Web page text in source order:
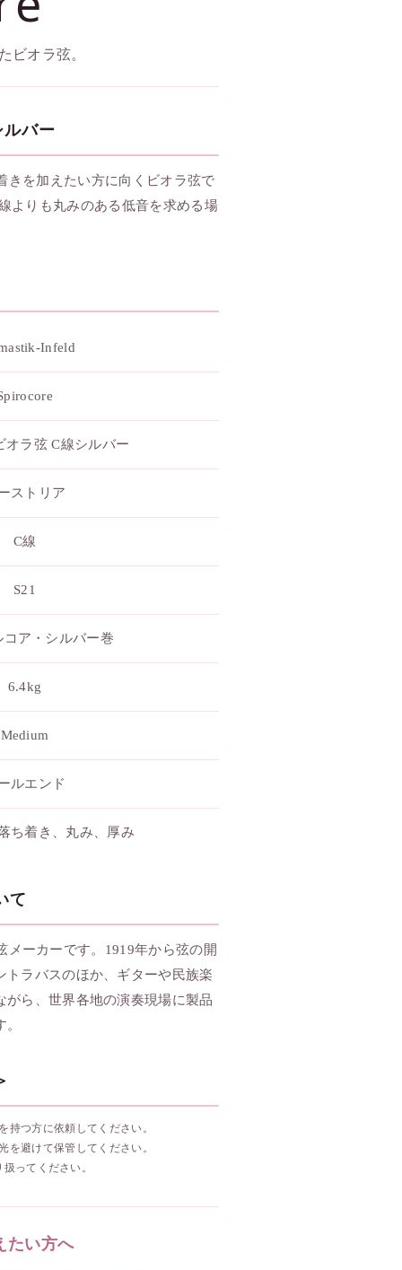
ビオラ弦。
バー
きを加えたい方に向くビオラ弦で
よりも丸みのある低音を求める場
Infeld
オラ弦 C線シルバー
ストリア
C線
S21
ア・シルバー巻
6.4kg
Medium
ルエンド
ち着き、丸み、厚み
て
メーカーです。1919年から弦の開
ラバスのほか、ギターや民族楽
ら、世界各地の演奏現場に製品
持つ方に依頼してください。
を避けて保管してください。
ってください。
たい方へ